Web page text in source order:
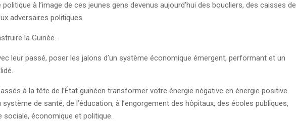
à l’image de ces jeunes gens devenus aujourd’hui des boucliers, des caisses de
adversaires politiques.
la Guinée.
leur passé, poser les jalons d’un système économique émergent, performant et un
à la tête de l’État guinéen transformer votre énergie négative en énergie positive
de santé, de l’éducation, à l’engorgement des hôpitaux, des écoles publiques,
économique et politique.